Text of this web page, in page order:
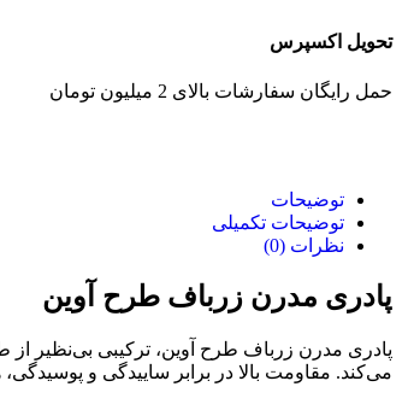
تحویل اکسپرس
حمل رایگان سفارشات بالای 2 میلیون تومان
توضیحات
توضیحات تکمیلی
نظرات (0)
پادری مدرن زرباف طرح آوین
پادری مدرن زرباف طرح آوین، ترکیبی بی‌نظیر از
می‌کند. مقاومت بالا در برابر ساییدگی و